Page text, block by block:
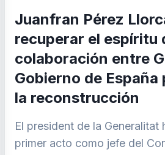
Juanfran Pérez
recuperar el espíritu
colaboración entre
Gobierno de España
la reconstrucción
El president de la Generalitat
primer acto como jefe del